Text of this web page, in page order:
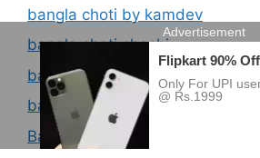
bangla choti by kamdev
bangla choti chachi
bangla choti chaci
bangla choti choto bon
Bangla Choti Chudachudi